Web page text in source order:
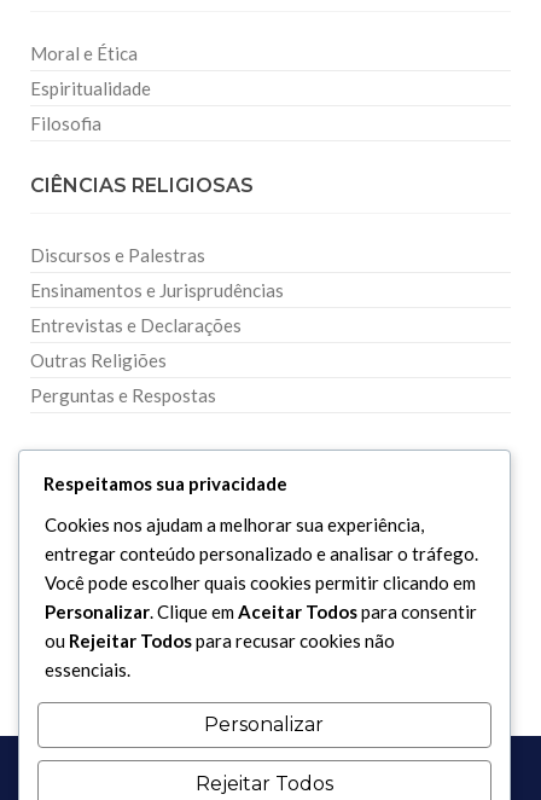
Moral e Ética
Espiritualidade
Filosofia
CIÊNCIAS RELIGIOSAS
Discursos e Palestras
Ensinamentos e Jurisprudências
Entrevistas e Declarações
Outras Religiões
Perguntas e Respostas
DIVERSOS
Curiosidades
Dicionário Islâmico
Downloads
Respeitamos sua privacidade
Cookies nos ajudam a melhorar sua experiência,
entregar conteúdo personalizado e analisar o tráfego.
Você pode escolher quais cookies permitir clicando em
Personalizar. Clique emAceitar Todospara consentir
ou Rejeitar Todospara recusar cookies não
essenciais.
Personalizar
Rejeitar Todos